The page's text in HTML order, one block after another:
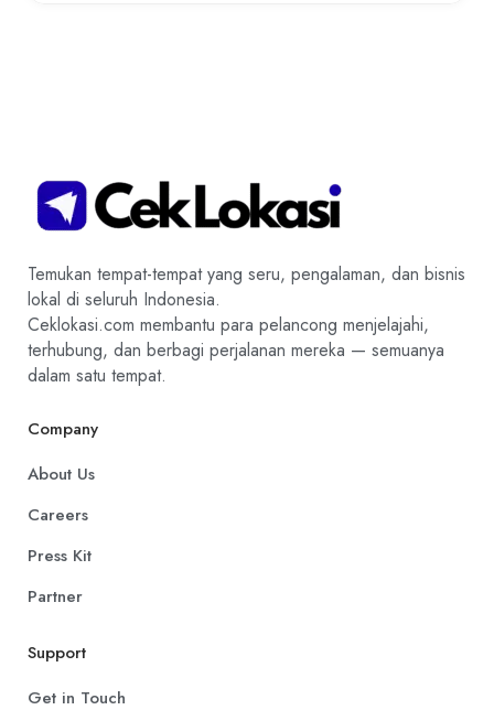
Temukan tempat-tempat yang seru, pengalaman, dan bisnis
lokal di seluruh Indonesia.
Ceklokasi.com membantu para pelancong menjelajahi,
terhubung, dan berbagi perjalanan mereka — semuanya
dalam satu tempat.
Company
About Us
Careers
Press Kit
Partner
Support
Get in Touch